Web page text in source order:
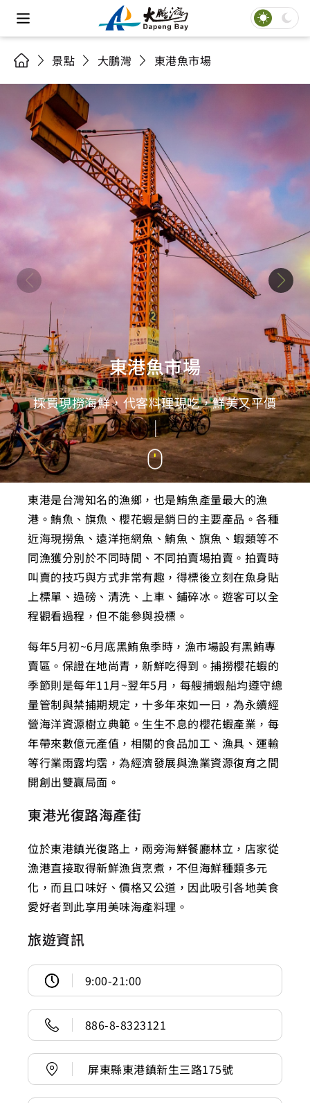
景點 大鵬灣 東港魚市場
東港魚市場
採買現撈海鮮，代客料理現吃，鮮美又平價
東港是台灣知名的漁鄉，也是鮪魚產量最大的漁
港。鮪魚、旗魚、櫻花蝦是銷日的主要產品。各種
近海現撈魚、遠洋拖網魚、鮪魚、旗魚、蝦類等不
同漁獲分別於不同時間、不同拍賣場拍賣。拍賣時
叫賣的技巧與方式非常有趣，得標後立刻在魚身貼
上標單、過磅、清洗、上車、鋪碎冰。遊客可以全
程觀看過程，但不能參與投標。
每年5月初~6月底黑鮪魚季時，漁市場設有黑鮪專
賣區。保證在地尚青，新鮮吃得到。捕撈櫻花蝦的
季節則是每年11月~翌年5月，每艘捕蝦船均遵守總
量管制與禁捕期規定，十多年來如一日，為永續經
營海洋資源樹立典範。生生不息的櫻花蝦產業，每
年帶來數億元產值，相關的食品加工、漁具、運輸
等行業雨露均霑，為經濟發展與漁業資源復育之間
開創出雙贏局面。
東港光復路海產街
位於東港鎮光復路上，兩旁海鮮餐廳林立，店家從
漁港直接取得新鮮漁貨烹煮，不但海鮮種類多元
化，而且口味好、價格又公道，因此吸引各地美食
愛好者到此享用美味海產料理。
旅遊資訊
9:00-21:00
886-8-8323121
屏東縣東港鎮新生三路175號